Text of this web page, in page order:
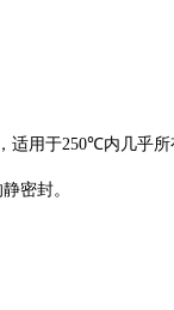
适用于250℃内几乎
密封。